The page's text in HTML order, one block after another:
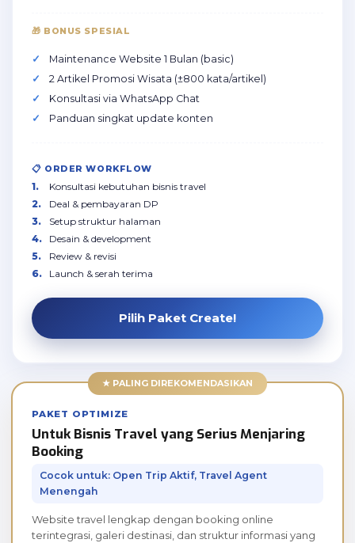
🎁 BONUS SPESIAL
Maintenance Website 1 Bulan (basic)
2 Artikel Promosi Wisata (±800 kata/artikel)
Konsultasi via WhatsApp Chat
Panduan singkat update konten
📋 ORDER WORKFLOW
Konsultasi kebutuhan bisnis travel
Deal & pembayaran DP
Setup struktur halaman
Desain & development
Review & revisi
Launch & serah terima
Pilih Paket Create!
★ PALING DIREKOMENDASIKAN
PAKET OPTIMIZE
Untuk Bisnis Travel yang Serius Menjaring
Booking
Cocok untuk: Open Trip Aktif, Travel Agent
Menengah
Website travel lengkap dengan booking online
terintegrasi, galeri destinasi, dan struktur informasi yang